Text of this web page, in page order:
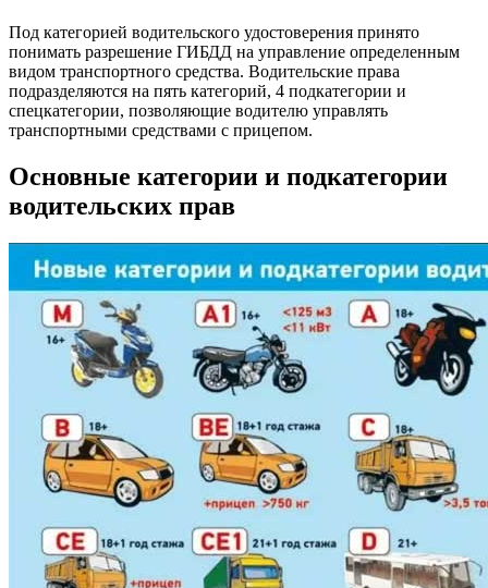
Под категорией водительского удостоверения принято
понимать разрешение ГИБДД на управление определенным
видом транспортного средства. Водительские права
подразделяются на пять категорий, 4 подкатегории и
спецкатегории, позволяющие водителю управлять
транспортными средствами с прицепом.
Основные категории и подкатегории
водительских прав